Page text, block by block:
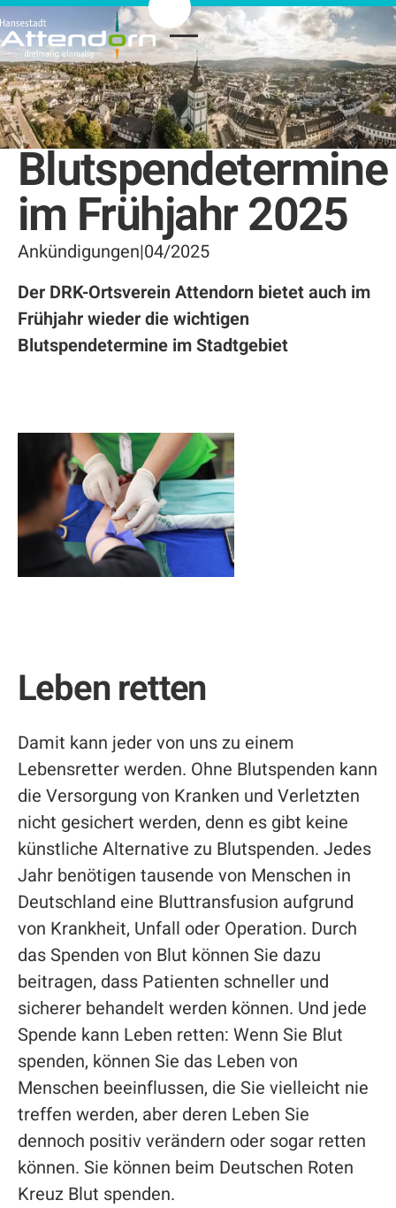
Blutspendetermine
im Frühjahr 2025
Ankündigungen|04/2025
Der DRK-Ortsverein Attendorn bietet auch im
Frühjahr wieder die wichtigen
Blutspendetermine im Stadtgebiet
Leben retten
Damit kann jeder von uns zu einem
Lebensretter werden. Ohne Blutspenden kann
die Versorgung von Kranken und Verletzten
nicht gesichert werden, denn es gibt keine
künstliche Alternative zu Blutspenden. Jedes
Jahr benötigen tausende von Menschen in
Deutschland eine Bluttransfusion aufgrund
von Krankheit, Unfall oder Operation. Durch
das Spenden von Blut können Sie dazu
beitragen, dass Patienten schneller und
sicherer behandelt werden können. Und jede
Spende kann Leben retten: Wenn Sie Blut
spenden, können Sie das Leben von
Menschen beeinflussen, die Sie vielleicht nie
treffen werden, aber deren Leben Sie
dennoch positiv verändern oder sogar retten
können. Sie können beim Deutschen Roten
Kreuz Blut spenden.